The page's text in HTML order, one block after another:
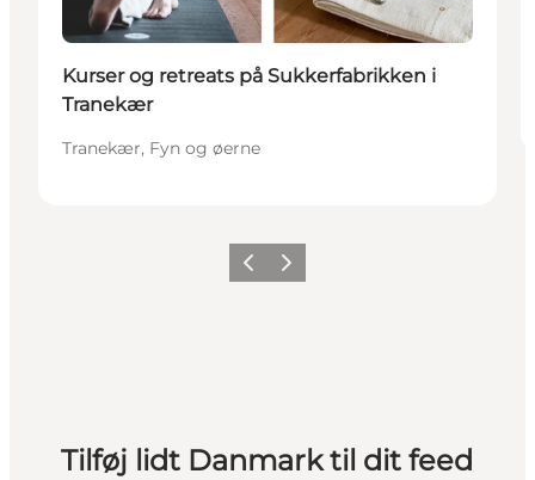
Kurser og retreats på Sukkerfabrikken i
Tranekær
Tranekær, Fyn og øerne
ForrigeNæste
Tilføj lidt Danmark til dit feed